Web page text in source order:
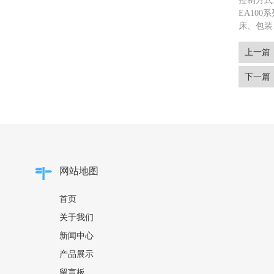
EA100
床、包
上一篇
下一篇
网站地图
首页
关于我们
新闻中心
产品展示